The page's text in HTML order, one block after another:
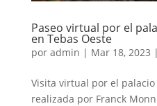
Paseo virtual por el
en Tebas Oeste
por admin | Mar 18, 2023 |
Visita virtual por el
realizada por Franck